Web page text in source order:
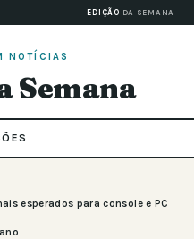
EDIÇÃO DA SEMANA
NOTÍCIAS
Semana
esperados para console e PC